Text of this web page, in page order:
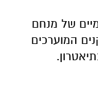
של מנחם
המוערכים